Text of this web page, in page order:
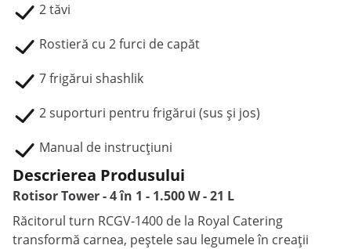
2 tăvi
Rostieră cu 2 furci de capăt
7 frigărui shashlik
2 suporturi pentru frigărui (sus și jos)
Manual de instrucțiuni
Descrierea Produsului
Rotisor Tower - 4 în 1 - 1.500 W - 21 L
Răcitorul turn RCGV-1400 de la Royal Catering
transformă carnea, peștele sau legumele în creații